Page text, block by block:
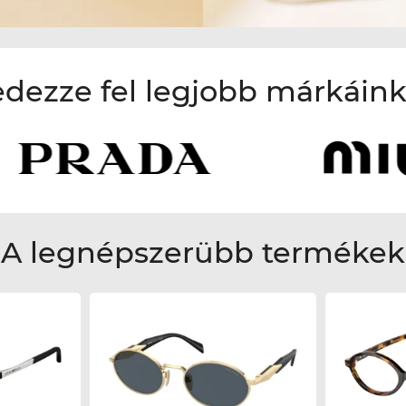
fel legjobb
A legnépszerübb termékek